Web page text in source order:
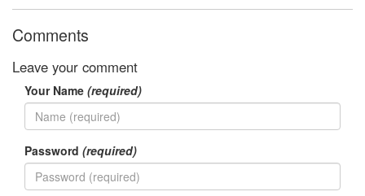
Comments
Leave your comment
Your Name (required)
Password (required)
30
이
11
둘
사
고
일